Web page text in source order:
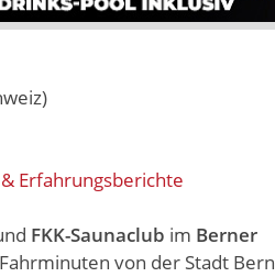
Erfahrungsberichte
FKK-Saunaclub im Berner
von der Stadt Bern